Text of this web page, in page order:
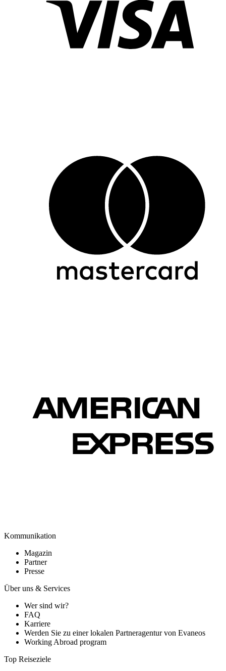
Kommunikation
Magazin
Partner
Presse
Über uns & Services
Wer sind wir?
FAQ
Karriere
Werden Sie zu einer lokalen Partneragentur von Evaneos
Working Abroad program
Top Reiseziele